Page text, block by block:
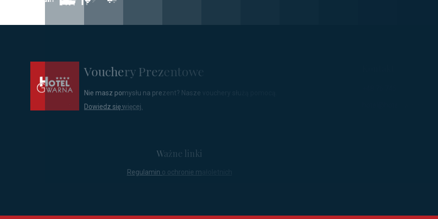
Vouchery Prezentowe
Nie masz pomysłu na prezent? Nasze vouchery służą pomocą.
Dowiedz się więcej.
Ważne linki
Regulamin o ochronie małoletnich